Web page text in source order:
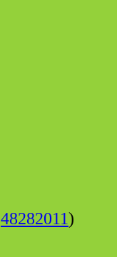
48282011)